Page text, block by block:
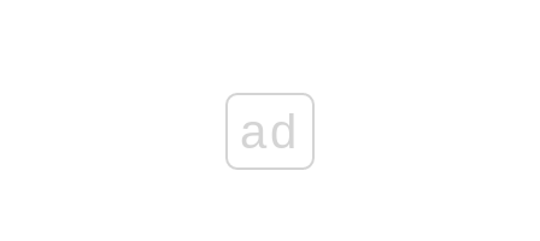
ad